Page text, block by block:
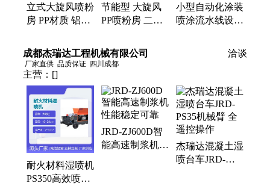
立式大旋风喷粉
房 PP材质 铝型
钧瀚涂装设备
节能型 大旋风
PP喷粉房 二级
30W低功耗
小型自动化涂装
喷涂流水线设备
粉涂装生产线厂
成都杰瑞达工程机械有限公司 洽谈
厂家直供 品质保证 四川成都
主营： []
耐火材料湿喷机
PS350高效喷涂
JRD-ZJ600D智
能高速制浆机
杰瑞达混凝土湿
喷台车JRD-